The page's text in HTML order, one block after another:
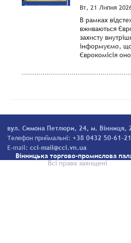
Вт, 21 Липня
В рамках
вживаються
захисту
інформуємо,
Єврокомісія
вул. Симона Петлюри, 24, м. Вінниця,
Телефон приймальні: +38 0432 50-61-21
E-mail: cci-mail@cci.vn.ua
Вінницька торгово-промислова
Всі права захищені